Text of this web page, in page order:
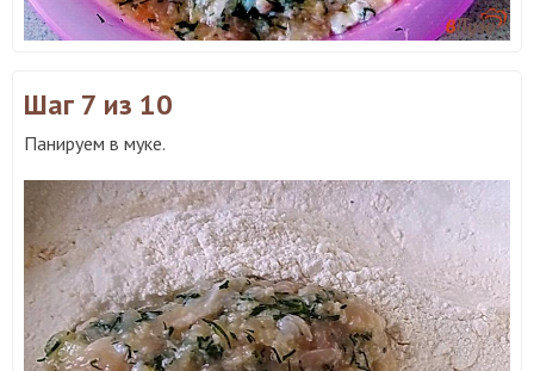
Шаг 7 из 10
Панируем в муке.